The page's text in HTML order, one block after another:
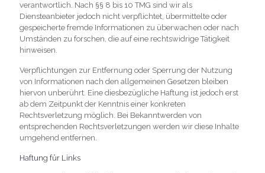
verantwortlich. Nach §§ 8 bis 10 TMG sind wir als
Diensteanbieter jedoch nicht verpflichtet, übermittelte oder
gespeicherte fremde Informationen zu überwachen oder nach
Umständen zu forschen, die auf eine rechtswidrige Tätigkeit
hinweisen.
Verpflichtungen zur Entfernung oder Sperrung der Nutzung
von Informationen nach den allgemeinen Gesetzen bleiben
hiervon unberührt. Eine diesbezügliche Haftung ist jedoch erst
ab dem Zeitpunkt der Kenntnis einer konkreten
Rechtsverletzung möglich. Bei Bekanntwerden von
entsprechenden Rechtsverletzungen werden wir diese Inhalte
umgehend entfernen.
Haftung für Links